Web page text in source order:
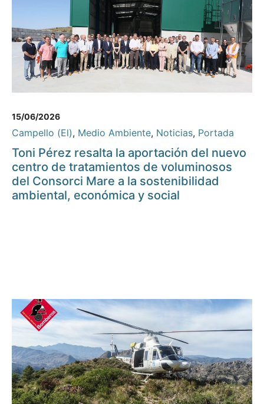
15/06/2026
Campello (El), Medio Ambiente, Noticias, Portada
Toni Pérez resalta la aportación del nuevo
centro de tratamientos de voluminosos
del Consorci Mare a la sostenibilidad
ambiental, económica y social